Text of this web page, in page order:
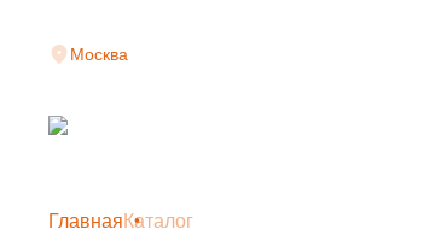
Москва
Главная Каталог